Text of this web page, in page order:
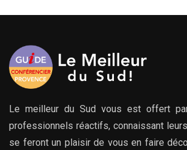
Le meilleur du Sud vous est offert
professionnels réactifs, connaissant
se feront un plaisir de vous en faire